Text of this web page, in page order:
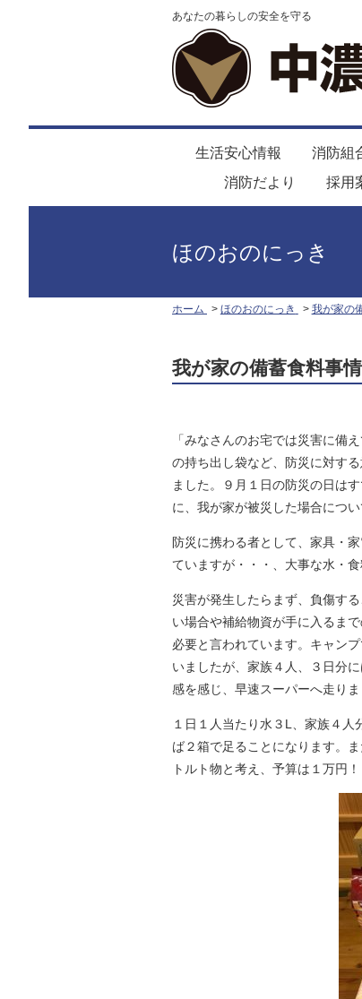
あなたの暮らしの安全を守る
生活安心情報 消防組
消防だより
採用
ほのおのにっき
ホーム ほのおのにっき 我が家の
我が家の備蓄食料事情
「みなさんのお宅では災害に備
の持ち出し袋など、防災に対す
ました。９月１日の防災の日は
に、我が家が被災した場合につ
防災に携わる者として、家具・
ていますが・・・、大事な水・
災害が発生したらまず、負傷す
い場合や補給物資が手に入るま
必要と言われています。キャン
いましたが、家族４人、３日分
感を感じ、早速スーパーへ走りま
１日１人当たり水３L、家族４
ば２箱で足ることになります。
トルト物と考え、予算は１万円